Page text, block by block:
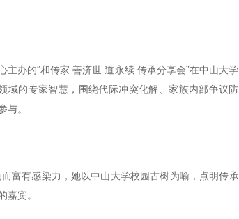
办的“和传家 善济世 道永续 传承分享会”在中山大学
域的专家智慧，围绕代际冲突化解、家族内部争议防
与。
富有感染力，她以中山大学校园古树为喻，点明传承
嘉宾。